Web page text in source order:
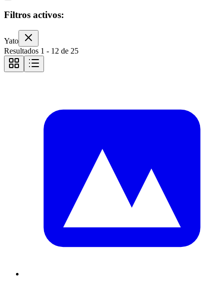
Filtros activos:
Yato
Resultados 1 - 12 de 25